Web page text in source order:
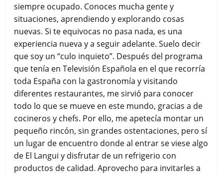
siempre ocupado. Conoces mucha gente y
situaciones, aprendiendo y explorando cosas
nuevas. Si te equivocas no pasa nada, es una
experiencia nueva y a seguir adelante. Suelo decir
que soy un “culo inquieto”. Después del programa
que tenía en Televisión Española en el que recorría
toda España con la gastronomía y visitando
diferentes restaurantes, me sirvió para conocer
todo lo que se mueve en este mundo, gracias a de
cocineros y chefs. Por ello, me apetecía montar un
pequeño rincón, sin grandes ostentaciones, pero sí
un lugar de encuentro donde al entrar se viese algo
de El Langui y disfrutar de un refrigerio con
productos de calidad. Aprovecho para invitarles a